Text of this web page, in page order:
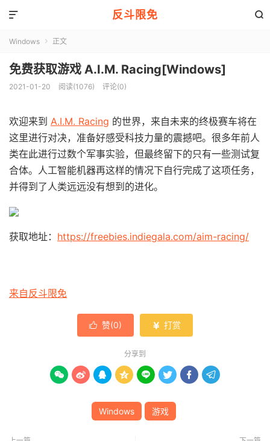
反斗限免 

Windows  正文
免费获取游戏 A.I.M. Racing[Windows]
2021-01-20 阅读(1076) 评论(0)
欢迎来到 A.I.M. Racing 的世界，来自未来的终极赛车将在
这里进行对决，准备好感受科技力量的震撼吧。很多年前人
类在此进行过数个军事实验，但最终留下的只有一些测试复
合体。人工智能机器再这样的情况下自行完成了这项任务，
并得到了人类远远没有想到的进化。
获取地址： https://freebies.indiegala.com/aim-racing/
来自反斗限免
 赞(0)  打赏
分享到
       
Windows 游戏